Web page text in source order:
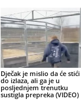
Dječak je mislio da će stići
do izlaza, ali ga je u
posljednjem trenutku
sustigla prepreka (VIDEO)